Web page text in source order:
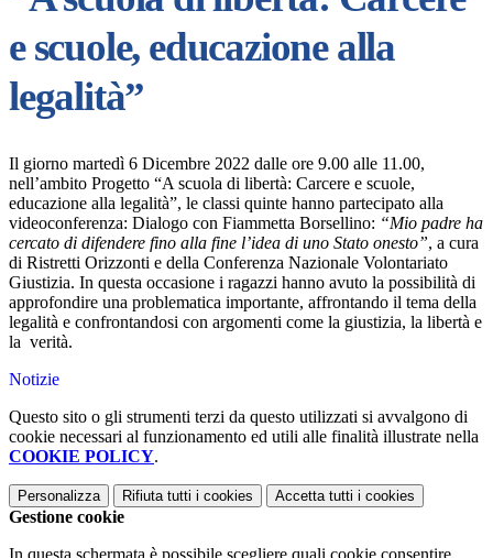
e scuole, educazione alla
legalità”
Il giorno martedì 6 Dicembre 2022 dalle ore 9.00 alle 11.00,
nell’ambito Progetto “A scuola di libertà: Carcere e scuole,
educazione alla legalità”, le classi quinte hanno partecipato alla
videoconferenza: Dialogo con Fiammetta Borsellino: “Mio padre ha
cercato di difendere fino alla fine l’idea di uno Stato onesto”, a cura
di Ristretti Orizzonti e della Conferenza Nazionale Volontariato
Giustizia. In questa occasione i ragazzi hanno avuto la possibilità di
approfondire una problematica importante, affrontando il tema della
legalità e confrontandosi con argomenti come la giustizia, la libertà e
la verità.
Notizie
Questo sito o gli strumenti terzi da questo utilizzati si avvalgono di
cookie necessari al funzionamento ed utili alle finalità illustrate nella
COOKIE POLICY.
Personalizza Rifiuta tutti i cookies Accetta tutti i cookies
Gestione cookie